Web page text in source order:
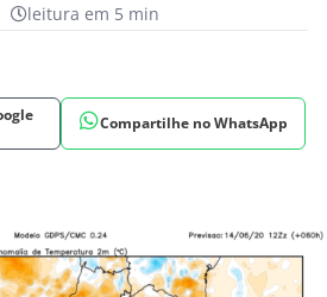
leitura em 5 min
Compartilhe no WhatsApp